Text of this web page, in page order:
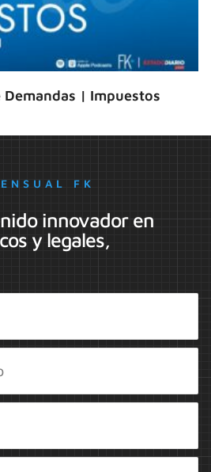
Demandas | Impuestos
FK
innovador en
y legales,